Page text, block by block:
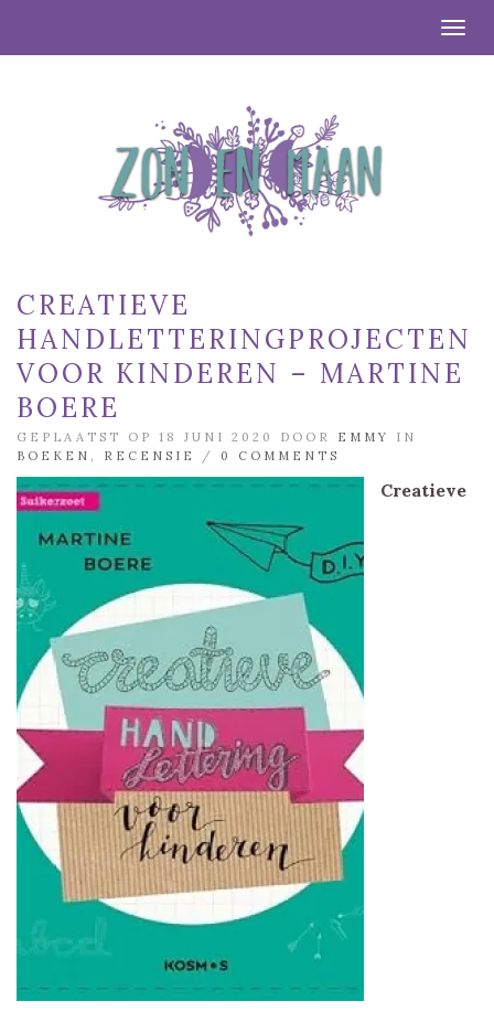
CREATIEVE
HANDLETTERINGPROJECTEN
VOOR KINDEREN – MARTINE
BOERE
GEPLAATST OP 18 JUNI 2020 DOOR EMMY
IN
BOEKEN
RECENSIE / 0 COMMENTS
Creatieve